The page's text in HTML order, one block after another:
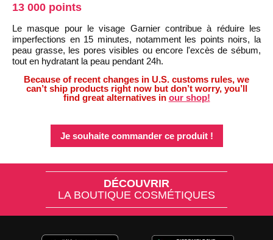
13 000 points
Le masque pour le visage Garnier contribue à réduire les
imperfections en 15 minutes, notamment les points noirs, la
peau grasse, les pores visibles ou encore l'excès de sébum,
tout en hydratant la peau pendant 24h.
Because of recent changes in U.S. customs rules, we
can’t ship products right now but don’t worry, you’ll
find great alternatives in our shop!
Je souhaite commander ce produit !
DÉCOUVRIR
LA BOUTIQUE COSMÉTIQUES